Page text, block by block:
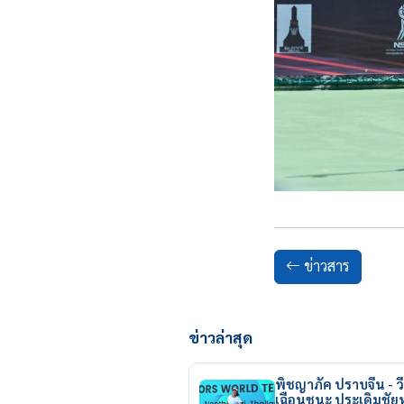
ข่าวสาร
ข่าวล่าสุด
พิชญาภัค ปราบจีน -
เฉือนชนะ ประเดิมชัย